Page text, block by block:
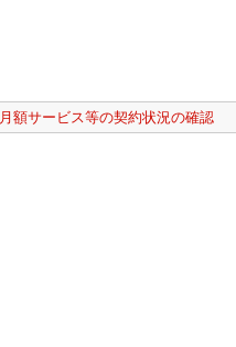
月額サービス等の契約状況の確認